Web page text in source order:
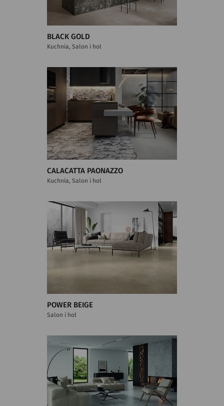
BLACK GOLD
Kuchnia, Salon i hol
CALACATTA PAONAZZO
Kuchnia, Salon i hol
POWER BEIGE
Salon i hol